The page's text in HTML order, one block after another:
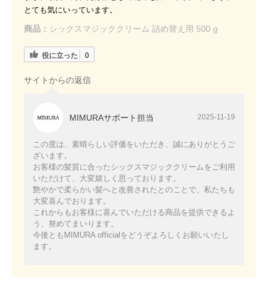
とても気にいっています。
商品： シックスマジッククリーム 詰め替え用 500 g
役に立った 0
サイトからの返信
MIMURAサポート担当 2025-11-19
この度は、素晴らしい評価をいただき、誠にありがとうご
ざいます。
お客様の髪質に合ったシックスマジッククリームをご利用
いただけて、大変嬉しく思っております。
艶やかで柔らかい髪へと改善されたとのことで、私たちも
大変喜んでおります。
これからもお客様に喜んでいただける商品を提供できるよ
う、努めてまいります。
今後ともMIMURA officialをどうぞよろしくお願いいたし
ます。